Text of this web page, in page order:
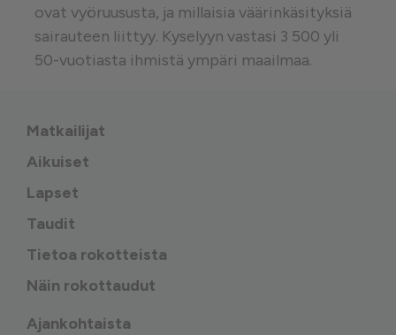
ovat vyöruususta, ja millaisia väärinkäsityksiä
sairauteen liittyy. Kyselyyn vastasi 3 500 yli
50-vuotiasta ihmistä ympäri maailmaa.
Matkailijat
Aikuiset
Lapset
Taudit
Tietoa rokotteista
Näin rokottaudut
Ajankohtaista